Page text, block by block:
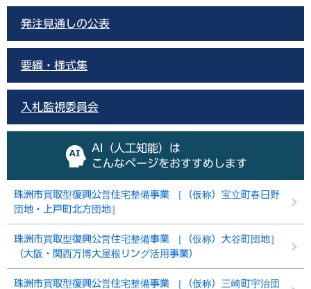
発注見通しの公表
要綱・様式集
入札監視委員会
AI（人工知能）は
こんなページをおすすめします
珠洲市買取型復興公営住宅整備事業 ［（仮称）宝立町春日野
団地・上戸町北方団地］
珠洲市買取型復興公営住宅整備事業 ［（仮称）大谷町団地］
（大阪・関西万博大屋根リング活用事業）
珠洲市買取型復興公営住宅整備事業 ［（仮称）三崎町宇治団